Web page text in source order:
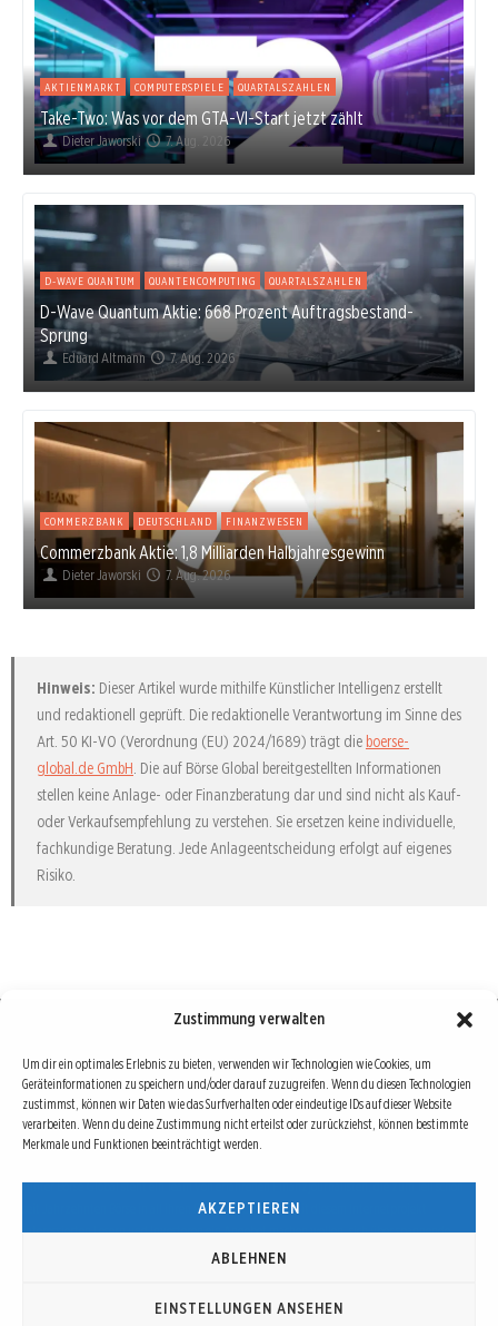
Zustimmung verwalten
Um dir ein optimales Erlebnis zu bieten, verwenden wir Technologien wie Cookies, um
Geräteinformationen zu speichern und/oder darauf zuzugreifen. Wenn du diesen Technologien
zustimmst, können wir Daten wie das Surfverhalten oder eindeutige IDs auf dieser Website
verarbeiten. Wenn du deine Zustimmung nicht erteilst oder zurückziehst, können bestimmte
Merkmale und Funktionen beeinträchtigt werden.
AKZEPTIEREN
ABLEHNEN
EINSTELLUNGEN ANSEHEN
AKTIENMARKT COMPUTERSPIELE QUARTALSZAHLEN
Take-Two: Was vor dem GTA-VI-Start jetzt zählt
Dieter Jaworski 7. Aug. 2026
D-WAVE QUANTUM QUANTENCOMPUTING QUARTALSZAHLEN
D-Wave Quantum Aktie: 668 Prozent Auftragsbestand-
Sprung
Eduard Altmann 7. Aug. 2026
COMMERZBANK DEUTSCHLAND FINANZWESEN
Commerzbank Aktie: 1,8 Milliarden Halbjahresgewinn
Dieter Jaworski 7. Aug. 2026
Hinweis: Dieser Artikel wurde mithilfe Künstlicher Intelligenz erstellt
und redaktionell geprüft. Die redaktionelle Verantwortung im Sinne des
Art. 50 KI-VO (Verordnung (EU) 2024/1689) trägt die boerse-
global.de GmbH . Die auf Börse Global bereitgestellten Informationen
stellen keine Anlage- oder Finanzberatung dar und sind nicht als Kauf-
oder Verkaufsempfehlung zu verstehen. Sie ersetzen keine individuelle,
fachkundige Beratung. Jede Anlageentscheidung erfolgt auf eigenes
Risiko.
Börse : lokal, international, global
Erfolgreiche Börsengeschäfte bedingen vor allem drei Dinge: Verlässliche Informationen,
richtige Interpretationen und unabhängige Informationsquellen. Diese drei Bausteine sind
auch die redaktionelle Leitlinie von Börse Global.
Hinter Börse Global steht ein Team von erfahrenen Finanzjournalisten, die zum Teil schon
seit Jahrzehnten Börse in all ihren Facetten leben und mit diesem Internetprojekt
interessierten Lesern und Investoren ein Angebot machen wollen, sich über spannende
Entwicklungen, Tendenzen, Chancen und Risiken von Börsen-Investments zu informieren.